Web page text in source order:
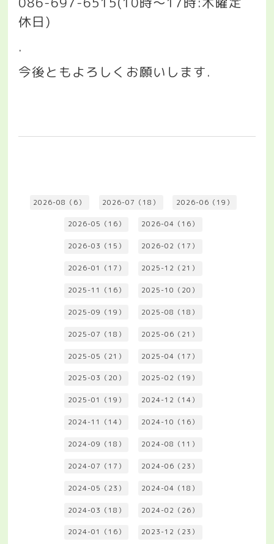
休日)
.
今後ともよろしくお願いします.
2026-08（6） 2026-07（18） 2026-06（19）
2026-05（16） 2026-04（16）
2026-03（15） 2026-02（17）
2026-01（17） 2025-12（21）
2025-11（16） 2025-10（20）
2025-09（19） 2025-08（18）
2025-07（18） 2025-06（21）
2025-05（21） 2025-04（17）
2025-03（20） 2025-02（19）
2025-01（19） 2024-12（14）
2024-11（14） 2024-10（16）
2024-09（18） 2024-08（11）
2024-07（17） 2024-06（23）
2024-05（23） 2024-04（18）
2024-03（18） 2024-02（26）
2024-01（16） 2023-12（23）